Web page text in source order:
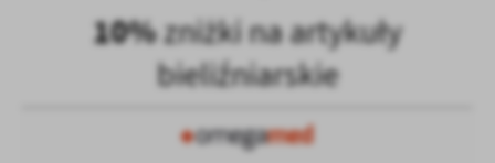
10%zniżki na artykuły
bieliźniarskie